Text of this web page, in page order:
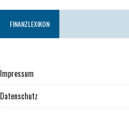
FINANZLEXIKON
Impressum
Datenschutz